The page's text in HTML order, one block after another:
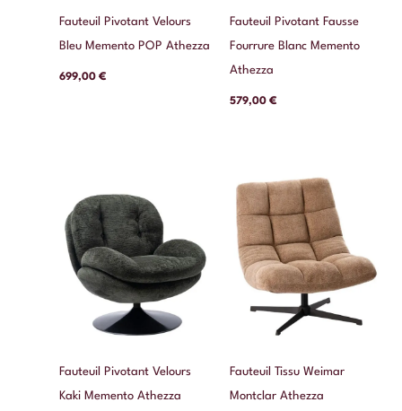
Fauteuil Pivotant Velours
Bleu Memento POP Athezza
699,00€
Fauteuil Pivotant Fausse
Fourrure Blanc Memento
Athezza
579,00 €
Fauteuil Pivotant Velours
Kaki Memento Athezza
Fauteuil Tissu Weimar
Montclar Athezza